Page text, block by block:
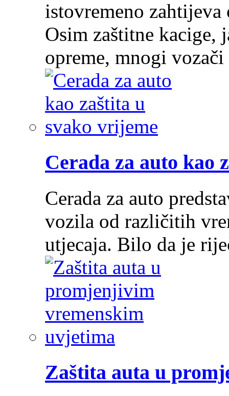
istovremeno
Osim zaštitne kacige,
opreme, mnogi
Cerada za auto kao
Cerada za auto
vozila od različitih
utjecaja. Bilo da je
Zaštita auta u